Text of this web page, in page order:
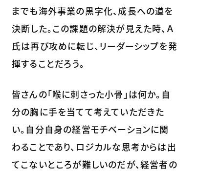
までも海外事業の黒字化、成長への道を
決断した。この課題の解決が見えた時、Ａ
氏は再び攻めに転じ、リーダーシップを発
揮することだろう。
皆さんの「喉に刺さった小骨」は何か。自
分の胸に手を当てて考えていただきた
い。自分自身の経営モチベーションに関
わることであり、ロジカルな思考からは出
てこないところが難しいのだが、経営者の